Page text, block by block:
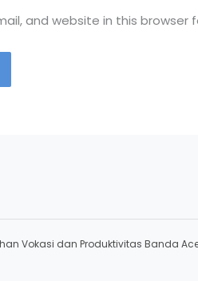
and website in this
Vokasi dan Produktivitas Banda